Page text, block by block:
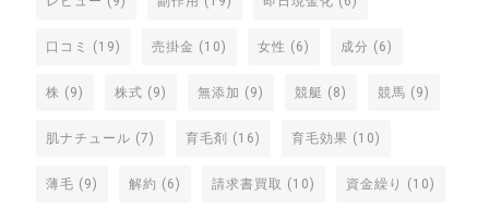
口コミ (19) 売掛金 (10) 女性 (6) 成分 (6)
株 (9) 株式 (9) 無添加 (9) 競艇 (8) 競馬 (9)
肌ナチュール (7) 育毛剤 (16) 育毛効果 (10)
薄毛 (9) 解約 (6) 請求書買取 (10) 資金繰り (10)